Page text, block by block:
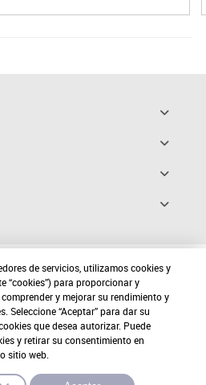
de servicios, utilizamos cookies y
“cookies”) para proporcionar y
y mejorar su rendimiento y
Seleccione “Aceptar” para dar su
que desea autorizar. Puede
y retirar su consentimiento en
sitio web.